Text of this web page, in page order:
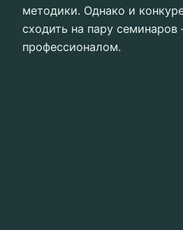
методики. Однако и
сходить на пару семинаров
профессионалом.